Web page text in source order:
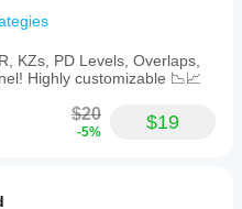
KZs, PD Levels, Overlaps,
Highly customizable 📉📈
$20
-5% $19